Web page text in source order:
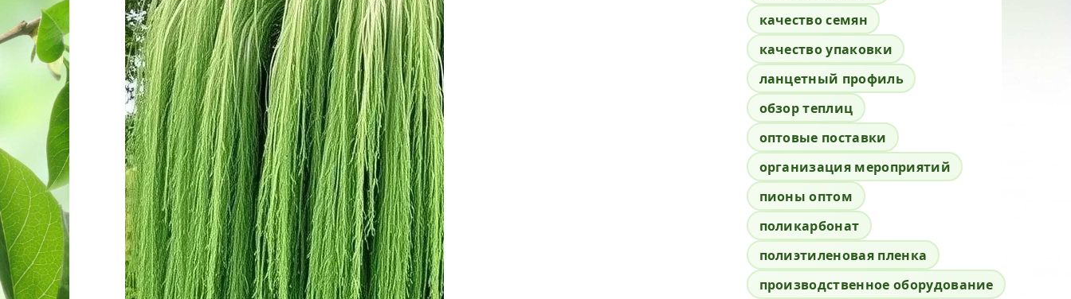
качество семян
качество упаковки
ланцетный профиль
обзор теплиц
оптовые поставки
организация мероприятий
пионы оптом
поликарбонат
полиэтиленовая пленка
производственное оборудование